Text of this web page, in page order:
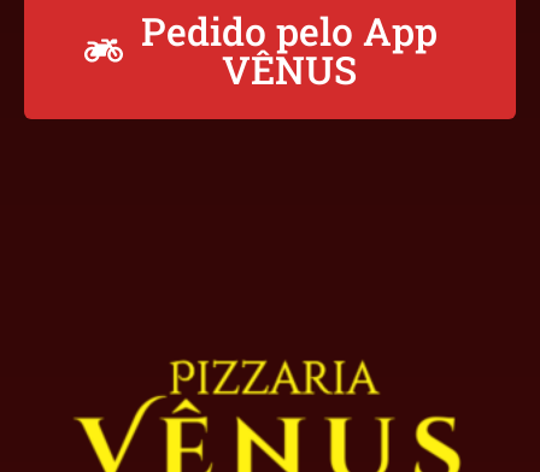
Pedido pelo App
VÊNUS